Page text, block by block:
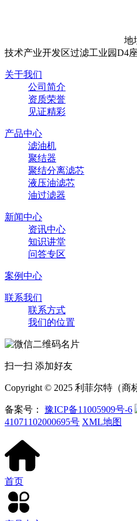
地
技术产业开发区过滤工业园D4
关于我们
公司简介
资质荣誉
见证精彩
产品中心
滤油机
聚结器
聚结分离滤芯
液压油滤芯
油过滤器
新闻中心
资讯中心
知识讲堂
问答专区
案例中心
联系我们
联系方式
我们的位置
扫一扫 添加好友
Copyright © 2025 利菲尔特（商
备案号： 豫ICP备11005909号-6
41071102000695号 XML地图
首页